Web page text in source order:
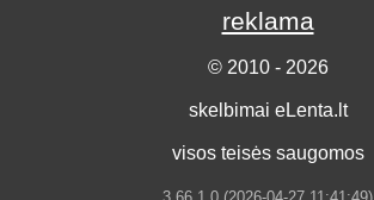
reklama
© 2010 - 2026
skelbimai eLenta.lt
visos teisės saugomos